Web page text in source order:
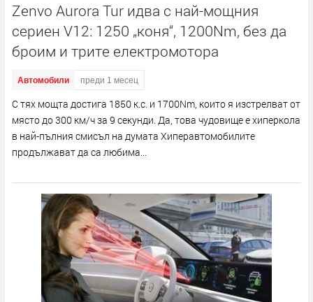
Zenvo Aurora Tur идва с най-мощния
сериен V12: 1250 „коня“, 1200Nm, без да
броим и трите електромотора
Автомобили преди 1 месец
С тях мощта достига 1850 к.с. и 1700Nm, които я изстрелват от
място до 300 км/ч за 9 секунди. Да, това чудовище е хиперкола
в най-пълния смисъл на думата Хиперавтомобилите
продължават да са любима...